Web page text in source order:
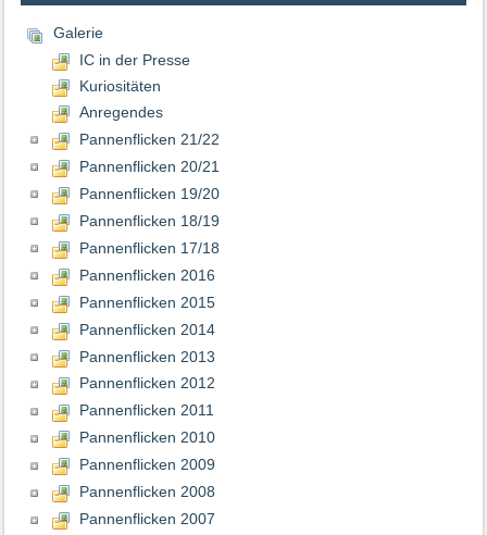
Galerie
IC in der Presse
Kuriositäten
Anregendes
Pannenflicken 21/22
Pannenflicken 20/21
Pannenflicken 19/20
Pannenflicken 18/19
Pannenflicken 17/18
Pannenflicken 2016
Pannenflicken 2015
Pannenflicken 2014
Pannenflicken 2013
Pannenflicken 2012
Pannenflicken 2011
Pannenflicken 2010
Pannenflicken 2009
Pannenflicken 2008
Pannenflicken 2007